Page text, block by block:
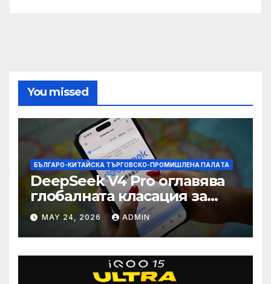
You missed
БЪЛГАРО-КИТАЙСКА ТЪРГОВСКО-ПРОМИШЛЕНА ПАЛAТА
DeepSeek V4 Pro оглавява
глобалната класация за
печалба след 75%
намаление на цената
MAY 24, 2026 ADMIN